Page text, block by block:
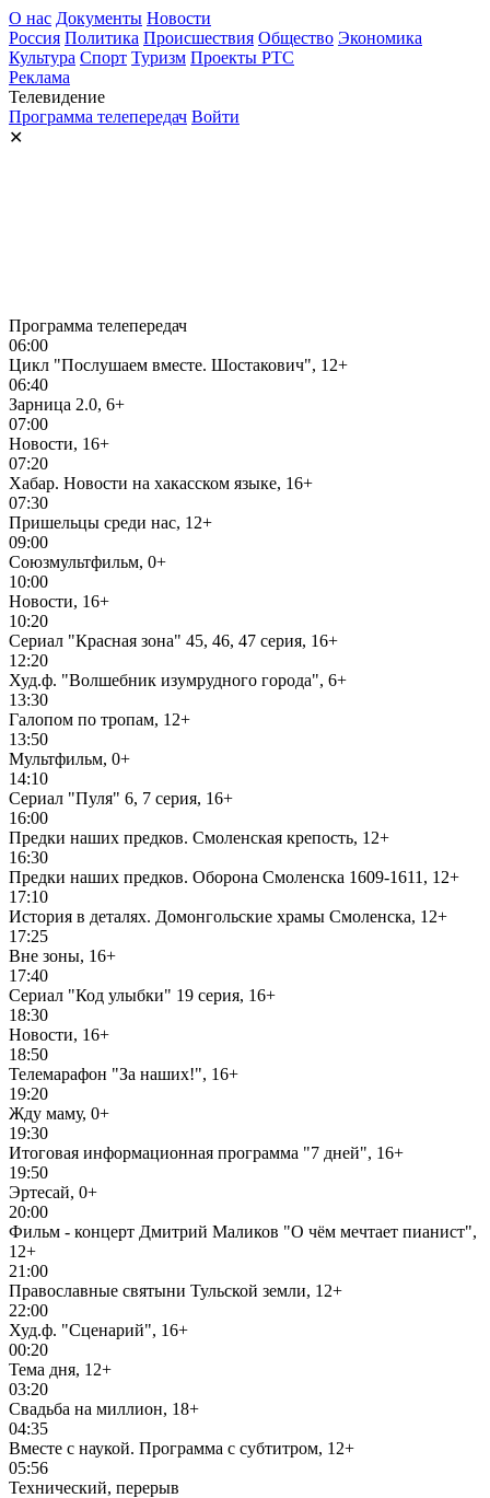
О нас Документы Новости
Россия Политика Происшествия Общество Экономика
Культура Спорт Туризм Проекты РТС
Реклама
Телевидение
Программа телепередач Войти
✕
Программа телепередач
06:00
Цикл "Послушаем вместе. Шостакович", 12+
06:40
Зарница 2.0, 6+
07:00
Новости, 16+
07:20
Хабар. Новости на хакасском языке, 16+
07:30
Пришельцы среди нас, 12+
09:00
Союзмультфильм, 0+
10:00
Новости, 16+
10:20
Сериал "Красная зона" 45, 46, 47 серия, 16+
12:20
Худ.ф. "Волшебник изумрудного города", 6+
13:30
Галопом по тропам, 12+
13:50
Мультфильм, 0+
14:10
Сериал "Пуля" 6, 7 серия, 16+
16:00
Предки наших предков. Смоленская крепость, 12+
16:30
Предки наших предков. Оборона Смоленска 1609-1611, 12+
17:10
История в деталях. Домонгольские храмы Смоленска, 12+
17:25
Вне зоны, 16+
17:40
Сериал "Код улыбки" 19 серия, 16+
18:30
Новости, 16+
18:50
Телемарафон "За наших!", 16+
19:20
Жду маму, 0+
19:30
Итоговая информационная программа "7 дней", 16+
19:50
Эртесай, 0+
20:00
Фильм - концерт Дмитрий Маликов "О чём мечтает пианист",
12+
21:00
Православные святыни Тульской земли, 12+
22:00
Худ.ф. "Сценарий", 16+
00:20
Тема дня, 12+
03:20
Свадьба на миллион, 18+
04:35
Вместе с наукой. Программа с субтитром, 12+
05:56
Технический, перерыв